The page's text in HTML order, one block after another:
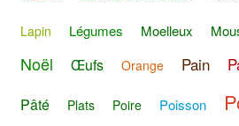
Lapin Légumes Moelleux
Noël Œufs Orange Pain
Pâté Plats Poire Poisson